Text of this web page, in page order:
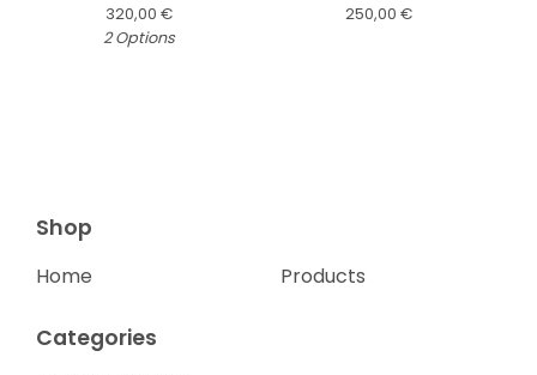
320,00 €
2 Options
250,00 €
Shop
Home Products
Categories